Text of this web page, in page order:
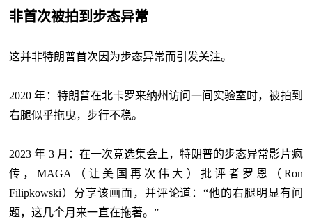
非首次被拍到步态异常
这并非特朗普首次因为步态异常而引发关注。
2020 年：特朗普在北卡罗来纳州访问一间实验室时，被拍到
右腿似乎拖曳，步行不稳。
2023 年 3 月：在一次竞选集会上，特朗普的步态异常影片疯
传，MAGA（让美国再次伟大）批评者罗恩（Ron
Filipkowski）分享该画面，并评论道：“他的右腿明显有问
题，这几个月来一直在拖著。”